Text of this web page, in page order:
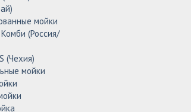
мойки
(Россия/
(Чехия)
мойки